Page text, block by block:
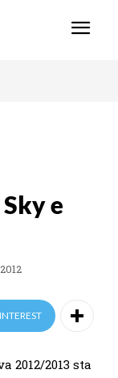
e
2012/2013 sta